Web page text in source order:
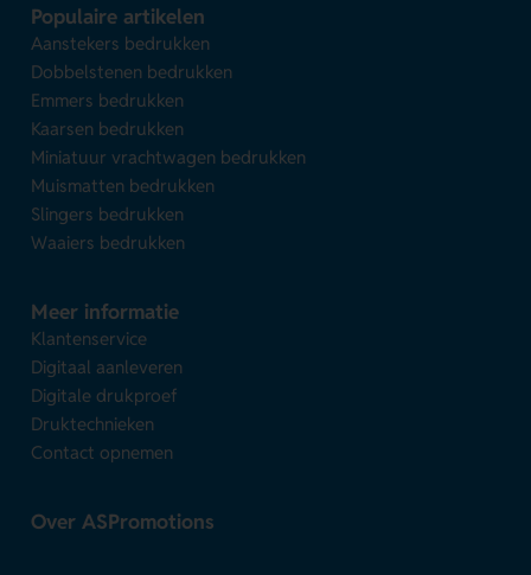
Populaire artikelen
Aanstekers bedrukken
Dobbelstenen bedrukken
Emmers bedrukken
Kaarsen bedrukken
Miniatuur vrachtwagen bedrukken
Muismatten bedrukken
Slingers bedrukken
Waaiers bedrukken
Meer informatie
Klantenservice
Digitaal aanleveren
Digitale drukproef
Druktechnieken
Contact opnemen
Over ASPromotions